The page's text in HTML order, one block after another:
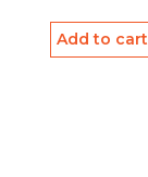
Add to cart